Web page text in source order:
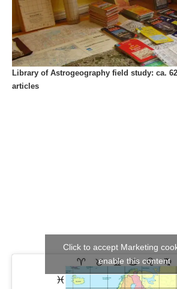
Library of Astrogeography field study: ca.
articles
Click to accept Marketing
enable this content